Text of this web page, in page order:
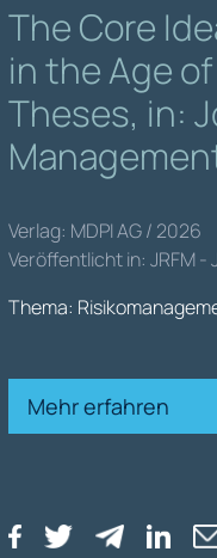
The Core
in the Age
Theses, in:
Verlag: MDPI AG / 2026
Veröffentlicht in: JRFM -
Thema:
Mehr erfahren